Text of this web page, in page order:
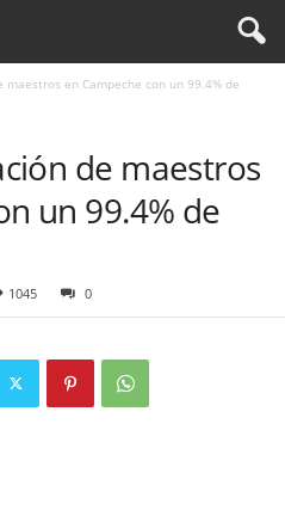
maestros en Campeche con un 99.4% de
de maestros
un 99.4% de
1045 0